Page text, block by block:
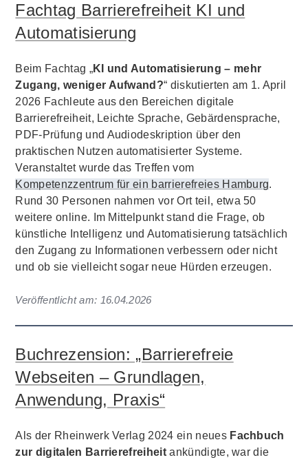
Fachtag Barrierefreiheit KI und
Automatisierung
Beim Fachtag „KI und Automatisierung – mehr
Zugang, weniger Aufwand?“ diskutierten am 1. April
2026 Fachleute aus den Bereichen digitale
Barrierefreiheit, Leichte Sprache, Gebärdensprache,
PDF-Prüfung und Audiodeskription über den
praktischen Nutzen automatisierter Systeme.
Veranstaltet wurde das Treffen vom
Kompetenzzentrum für ein barrierefreies Hamburg.
Rund 30 Personen nahmen vor Ort teil, etwa 50
weitere online. Im Mittelpunkt stand die Frage, ob
künstliche Intelligenz und Automatisierung tatsächlich
den Zugang zu Informationen verbessern oder nicht
und ob sie vielleicht sogar neue Hürden erzeugen.
Veröffentlicht am: 16.04.2026
Buchrezension: „Barrierefreie
Webseiten – Grundlagen,
Anwendung, Praxis“
Als der Rheinwerk Verlag 2024 ein neues Fachbuch
zur digitalen Barrierefreiheit ankündigte, war die